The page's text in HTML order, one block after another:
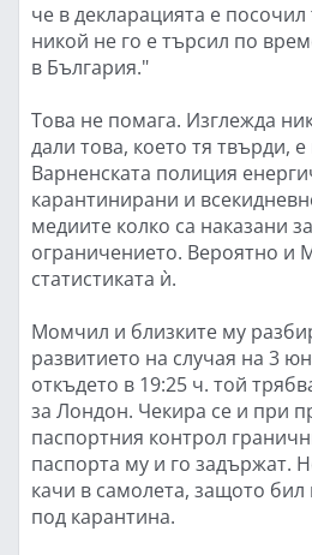
че в декларацията е посочил
никой не го е търсил по
в България."
Това не помага. Изглежда
дали това, което тя твърди,
Варненската полиция
карантинирани и
медиите колко са наказани
ограничението. Вероятно и
статистиката ѝ.
Момчил и близките му
развитието на случая на 3
откъдето в 19:25 ч. той
за Лондон. Чекира се и при
паспортния контрол
паспорта му и го задържат.
качи в самолета, защото бил
под карантина.